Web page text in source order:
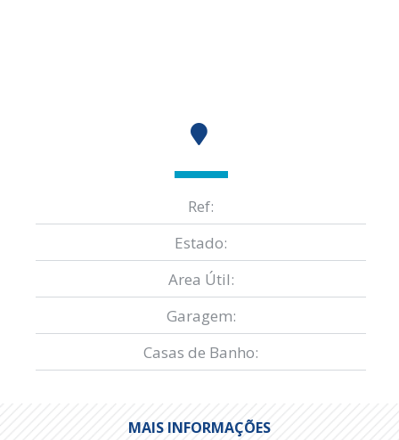
Ref:
Estado:
Area Útil:
Garagem:
Casas de Banho:
MAIS INFORMAÇÕES